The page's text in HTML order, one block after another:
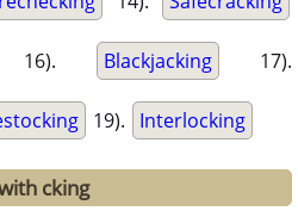
Blackjacking 17).
19). Interlocking
cking